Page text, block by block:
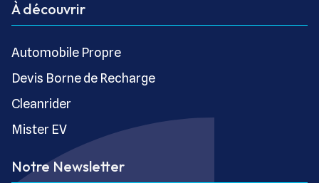
À découvrir
Automobile Propre
Devis Borne de Recharge
Cleanrider
Mister EV
Notre Newsletter